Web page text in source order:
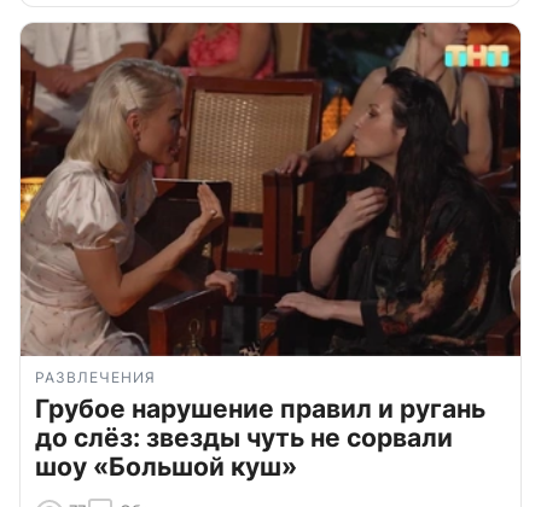
РАЗВЛЕЧЕНИЯ
Грубое нарушение правил и ругань
до слёз: звезды чуть не сорвали
шоу «Большой куш»